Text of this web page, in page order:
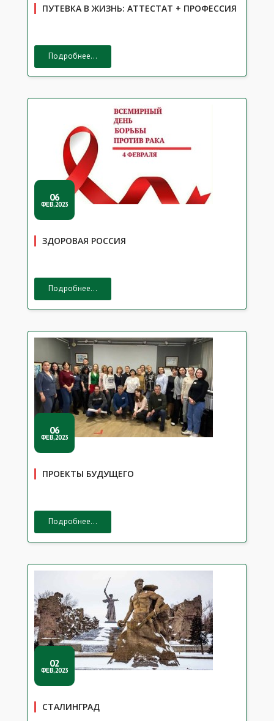
ПУТЕВКА В ЖИЗНЬ: АТТЕСТАТ + ПРОФЕССИЯ
Подробнее...
06
ФЕВ,2023
ЗДОРОВАЯ РОССИЯ
Подробнее...
06
ФЕВ,2023
ПРОЕКТЫ БУДУЩЕГО
Подробнее...
02
ФЕВ,2023
СТАЛИНГРАД